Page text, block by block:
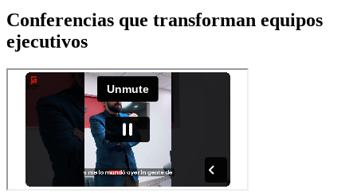
Conferencias que transforman equipos
ejecutivos